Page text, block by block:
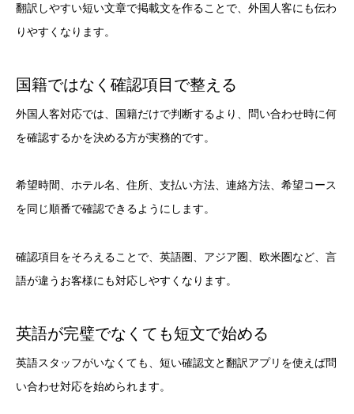
翻訳しやすい短い文章で掲載文を作ることで、外国人客にも伝わ
りやすくなります。
国籍ではなく確認項目で整える
外国人客対応では、国籍だけで判断するより、問い合わせ時に何
を確認するかを決める方が実務的です。
希望時間、ホテル名、住所、支払い方法、連絡方法、希望コース
を同じ順番で確認できるようにします。
確認項目をそろえることで、英語圏、アジア圏、欧米圏など、言
語が違うお客様にも対応しやすくなります。
英語が完璧でなくても短文で始める
英語スタッフがいなくても、短い確認文と翻訳アプリを使えば問
い合わせ対応を始められます。